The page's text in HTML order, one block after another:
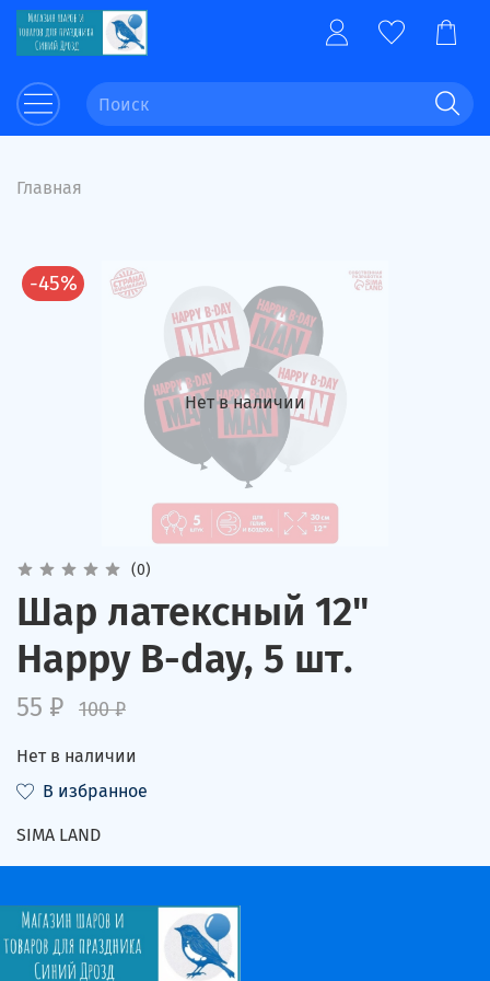
Главная
Нет в наличии
-45%
(0)
Шар латексный 12"
Happy B-day, 5 шт.
55 ₽ 100 ₽
Нет в наличии
В избранное
SIMA LAND